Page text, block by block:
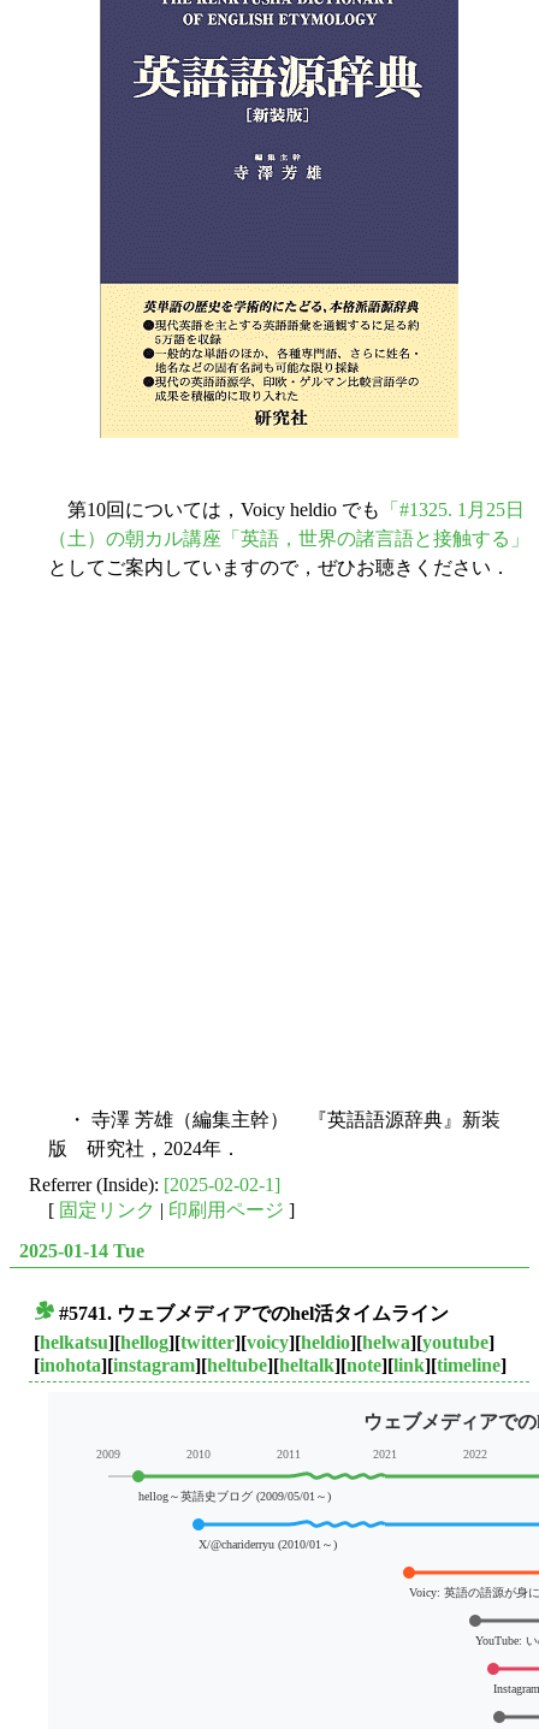
第10回については，Voicy heldio でも
「#1325. 1月25日
（土）の朝カル講座「英語，世界の諸言語と接触する」
としてご案内していますので，ぜひお聴きください．
・ 寺澤 芳雄（編集主幹） 『英語語源辞典』新装
版 研究社，2024年．
Referrer (Inside): [2025-02-02-1]
[ 固定リンク | 印刷用ページ ]
2025-01-14 Tue
#5741. ウェブメディアでのhel活タイムライン
[helkatsu][hellog][twitter][voicy][heldio][helwa][youtube]
[inohota][instagram][heltube][heltalk][note][link][timeline]
ウェブメディアで
2009 2010 2011 2021 2022
hellog～英語史ブログ (2009/05/01～)
X/@chariderryu (2010/01～)
Voicy: 英語の語源が身
YouTube: